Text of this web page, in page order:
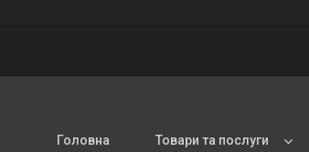
Головна Товари та послуги